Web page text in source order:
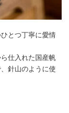
とつ丁寧に愛情
仕入れた国産帆
針山のように使